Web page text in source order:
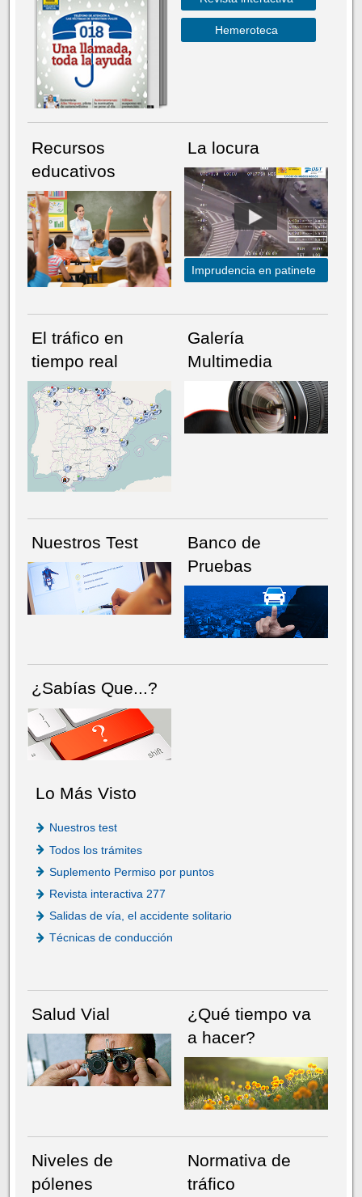
NÚMERO ACTUALHEMEROTECA
Hemeroteca
Recursos
educativos
La locura
Imprudencia en patinete
El tráfico en
tiempo real
Galería
Multimedia
Nuestros Test
Banco de
Pruebas
¿Sabías Que...?
Lo Más Visto
Nuestros test
Todos los trámites
Suplemento Permiso por puntos
Revista interactiva 277
Salidas de vía, el accidente solitario
Técnicas de conducción
Salud Vial
¿Qué tiempo va
a hacer?
Niveles de
pólenes
Normativa de
tráfico